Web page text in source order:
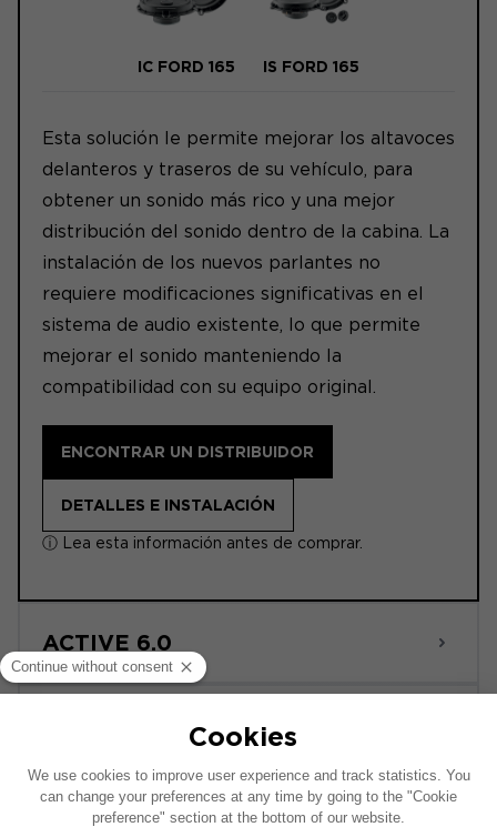
IC FORD 165 IS FORD 165
Esta solución le permite mejorar los altavoces
delanteros y traseros de su vehículo, para
obtener un sonido más rico y una mejor
distribución del sonido dentro de la cabina. La
instalación de los nuevos parlantes no
requiere modificaciones significativas en el
sistema de audio existente, lo que permite
mejorar el sonido manteniendo la
compatibilidad con su equipo original.
ENCONTRAR UN DISTRIBUIDOR
DETALLES E INSTALACIÓN
ⓘ Lea esta información antes de comprar.
ACTIVE 6.0
Este esquema de instalación se ha realizado